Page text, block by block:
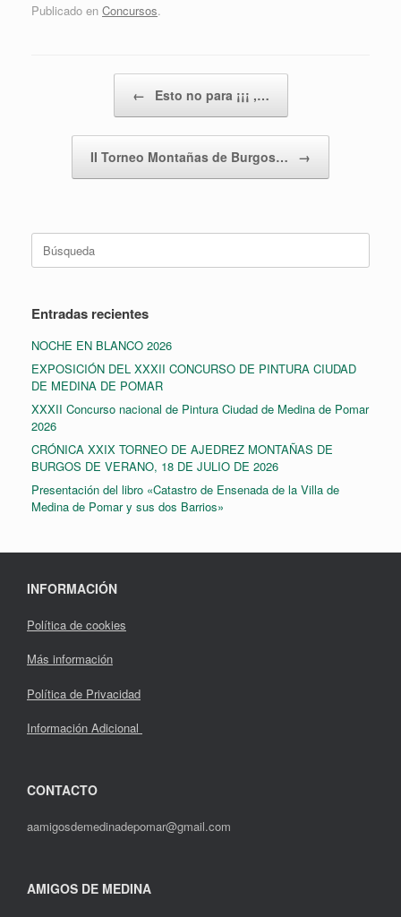
Publicado en Concursos.
← Esto no para ¡¡¡ ,…
II Torneo Montañas de Burgos… →
Buscar:
Entradas recientes
NOCHE EN BLANCO 2026
EXPOSICIÓN DEL XXXII CONCURSO DE PINTURA CIUDAD
DE MEDINA DE POMAR
XXXII Concurso nacional de Pintura Ciudad de Medina de Pomar
2026
CRÓNICA XXIX TORNEO DE AJEDREZ MONTAÑAS DE
BURGOS DE VERANO, 18 DE JULIO DE 2026
Presentación del libro «Catastro de Ensenada de la Villa de
Medina de Pomar y sus dos Barrios»
INFORMACIÓN
Política de cookies
Más información
Política de Privacidad
Información Adicional
CONTACTO
aamigosdemedinadepomar@gmail.com
AMIGOS DE MEDINA